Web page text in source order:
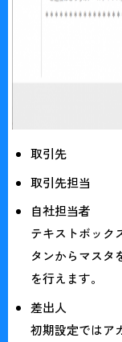
取引先
取引先担当
自社担当者
テキストボック
タンからマスタ
を行えます。
差出人
初期設定ではア